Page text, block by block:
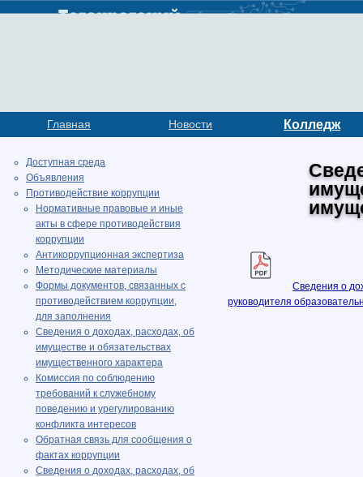
Главная Новости Колледж
Доступная среда
Объявления
Противодействие коррупции
Нормативные правовые и иные
акты в сфере противодействия
коррупции
Антикоррупционная экспертиза
Методические материалы
Формы документов, связанных с
противодействием коррупции,
для заполнения
Сведения о доходах, расходах, об
имуществе и обязательствах
имущественного характера
Комиссия по соблюдению
требований к служебному
поведению и урегулированию
конфликта интересов
Обратная связь для сообщения о
фактах коррупции
Сведения о доходах, расходах, об
Сведения о
руководителя